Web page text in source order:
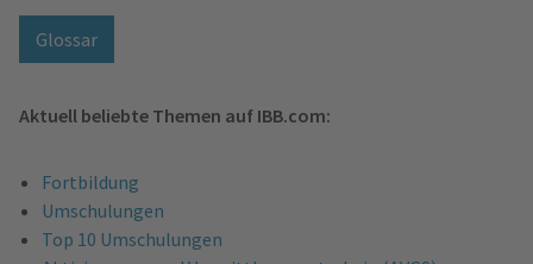
Glossar
Aktuell beliebte Themen auf IBB.com:
Fortbildung
Umschulungen
Top 10 Umschulungen